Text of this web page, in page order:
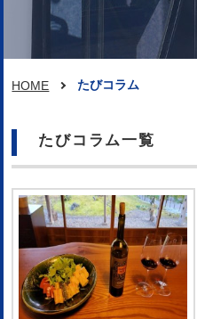
HOME たびコラム
たびコラム一覧